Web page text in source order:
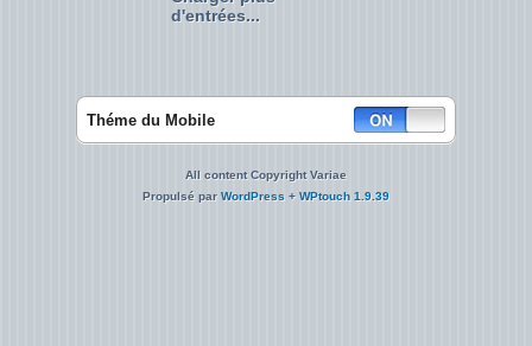
d'entrées...
Théme du Mobile
All content Copyright Variae
Propulsé parWordPress + WPtouch 1.9.39